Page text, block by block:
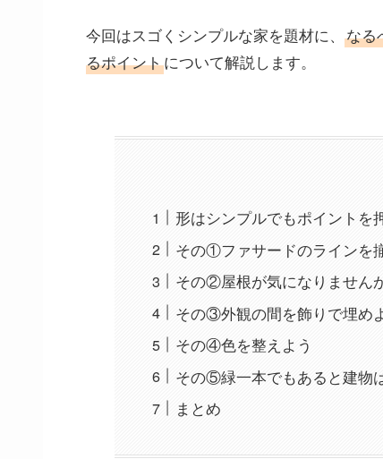
今回はスゴくシンプルな家を題材に、 なる
るポイントについて解説します。
形はシンプルでもポイントを
その①ファサードのラインを
その②屋根が気になりません
その③外観の間を飾りで埋め
その④色を整えよう
その⑤緑一本でもあると建物
まとめ